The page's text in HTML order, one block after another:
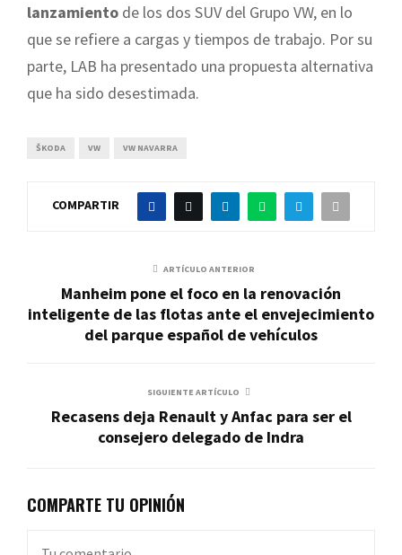
lanzamiento de los dos SUV del Grupo VW, en lo
que se refiere a cargas y tiempos de trabajo. Por su
parte, LAB ha presentado una propuesta alternativa
que ha sido desestimada.
ŠKODA VW VW NAVARRA
COMPARTIR
ARTÍCULO ANTERIOR
Manheim pone el foco en la renovación
inteligente de las flotas ante el envejecimiento
del parque español de vehículos
SIGUIENTE ARTÍCULO
Recasens deja Renault y Anfac para ser el
consejero delegado de Indra
COMPARTE TU OPINIÓN